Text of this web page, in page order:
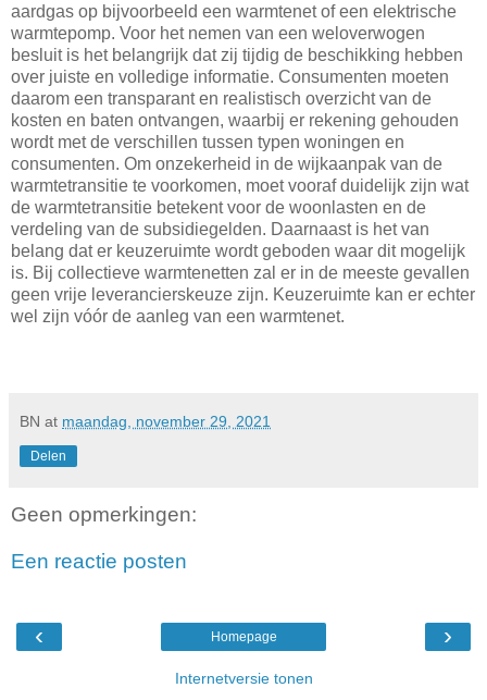
aardgas op bijvoorbeeld een warmtenet of een elektrische
warmtepomp. Voor het nemen van een weloverwogen
besluit is het belangrijk dat zij tijdig de beschikking hebben
over juiste en volledige informatie. Consumenten moeten
daarom een transparant en realistisch overzicht van de
kosten en baten ontvangen, waarbij er rekening gehouden
wordt met de verschillen tussen typen woningen en
consumenten. Om onzekerheid in de wijkaanpak van de
warmtetransitie te voorkomen, moet vooraf duidelijk zijn wat
de warmtetransitie betekent voor de woonlasten en de
verdeling van de subsidiegelden. Daarnaast is het van
belang dat er keuzeruimte wordt geboden waar dit mogelijk
is. Bij collectieve warmtenetten zal er in de meeste gevallen
geen vrije leverancierskeuze zijn. Keuzeruimte kan er echter
wel zijn vóór de aanleg van een warmtenet.
BN at maandag, november 29, 2021
Delen
Geen opmerkingen:
Een reactie posten
‹ ›
Homepage
Internetversie tonen